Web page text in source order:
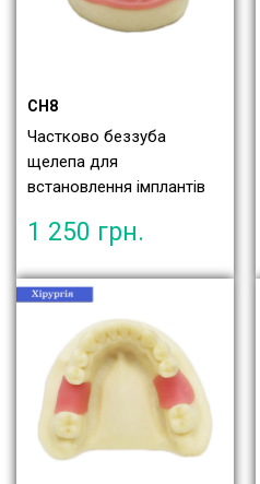
СН8
Частково беззуба
щелепа для
встановлення імплантів
1 250 грн.